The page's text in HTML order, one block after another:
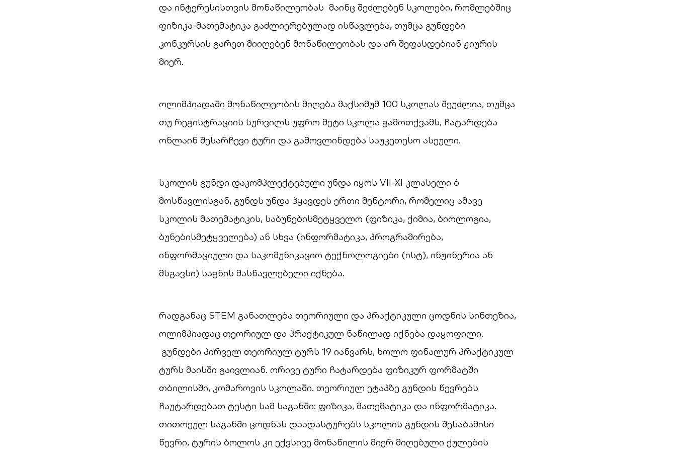
და ინტერესისთვის მონაწილეობას მაინც შეძლებენ სკოლები, რომლებშიც
ფიზიკა-მათემატიკა გაძლიერებულად ისწავლება, თუმცა გუნდები
კონკურსის გარეთ მიიღებენ მონაწილეობას და არ შეფასდებიან ჟიურის
მიერ.
ოლიმპიადაში მონაწილეობის მიღება მაქსიმუმ 100 სკოლას შეუძლია, თუმცა
თუ რეგისტრაციის სურვილს უფრო მეტი სკოლა გამოთქვამს, ჩატარდება
ონლაინ შესარჩევი ტური და გამოვლინდება საუკეთესო ასეული.
სკოლის გუნდი დაკომპლექტებული უნდა იყოს VII-XI კლასელი 6
მოსწავლისგან, გუნდს უნდა ჰყავდეს ერთი მენტორი, რომელიც ამავე
სკოლის მათემატიკის, საბუნებისმეტყველო (ფიზიკა, ქიმია, ბიოლოგია,
ბუნებისმეტყველება) ან სხვა (ინფორმატიკა, პროგრამირება,
ინფორმაციული და საკომუნიკაციო ტექნოლოგიები (ისტ), ინჟინერია ან
მსგავსი) საგნის მასწავლებელი იქნება.
რადგანაც STEM განათლება თეორიული და პრაქტიკული ცოდნის სინთეზია,
ოლიმპიადაც თეორიულ და პრაქტიკულ ნაწილად იქნება დაყოფილი.
გუნდები პირველ თეორიულ ტურს 19 იანვარს, ხოლო ფინალურ პრაქტიკულ
ტურს მაისში გაივლიან. ორივე ტური ჩატარდება ფიზიკურ ფორმატში
თბილისში, კომაროვის სკოლაში. თეორიულ ეტაპზე გუნდის წევრებს
ჩაუტარდებათ ტესტი სამ საგანში: ფიზიკა, მათემატიკა და ინფორმატიკა.
თითოეულ საგანში ცოდნას დაადასტურებს სკოლის გუნდის შესაბამისი
წევრი, ტურის ბოლოს კი ექვსივე მონაწილის მიერ მიღებული ქულების